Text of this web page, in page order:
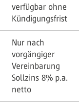
verfügbar ohne
Kündigungsfrist
Nur nach
vorgängiger
Vereinbarung
Sollzins 8% p.a.
netto